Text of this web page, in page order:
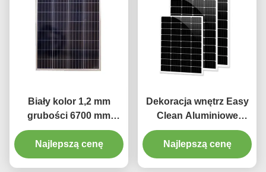
Biały kolor 1,2 mm
grubości 6700 mm
Aluminiowa szyna
kurtynowa w kolorze
białym
Najlepszą cenę
Dekoracja wnętrz Easy
Clean Aluminiowe
zasłony zaciemniające
Tor 4m
Najlepszą cenę